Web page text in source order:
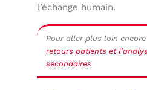
l’échange humain.
Pour aller plus loin
retours patients et
secondaires